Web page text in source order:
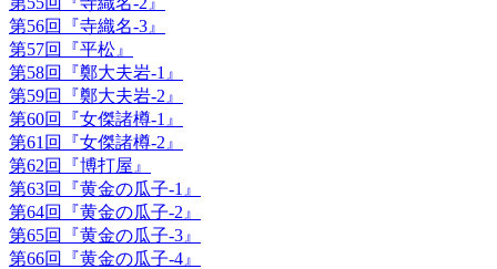
第56回『寺織名-3』
第57回『平松』
第58回『鄭大夫岩-1』
第59回『鄭大夫岩-2』
第60回『女傑諸樽-1』
第61回『女傑諸樽-2』
第62回『博打屋』
第63回『黄金の瓜子-1』
第64回『黄金の瓜子-2』
第65回『黄金の瓜子-3』
第66回『黄金の瓜子-4』